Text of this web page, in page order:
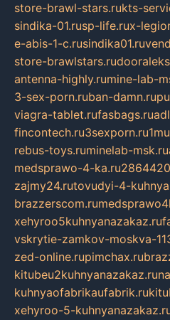
store-brawl-stars.rukts-
sindika-01.rusp-life.rux-
e-abis-1-c.rusindika01.ru
store-brawlstars.ru
antenna-highly.rumine-lab-
3-sex-porn.ruban-damn.ru
viagra-tablet.rufasbags.ru
fincontech.ru3sexporn.ru
rebus-toys.ruminelab-msk.ru
medsprawo-4-ka.ru
zajmy24.rutovudyi-4-
brazzerscom.ru
xehyroo5kuhnyanazakaz.ru
vskrytie-zamkov-moskva-
zed-online.rupimchax.ru
kitubeu2kuhnyanazakaz.ru
kuhnyaofabrikaufabrik.ru
xehyroo-5-